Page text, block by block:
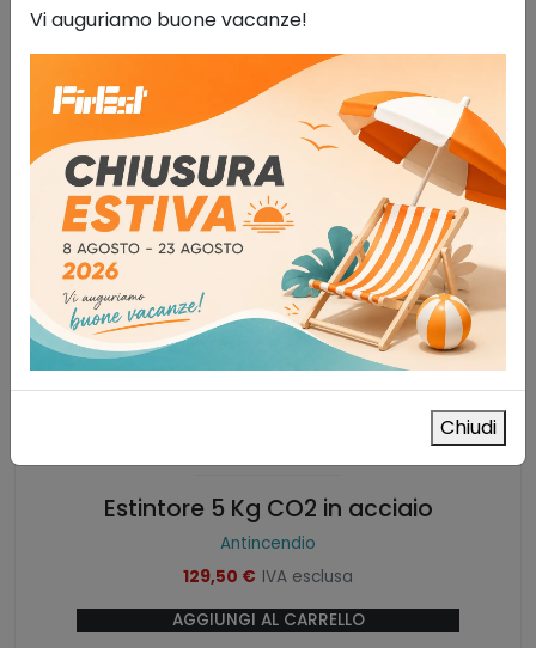
Estintore 5 Kg CO2 in acciaio
Antincendio
129,50 € IVA esclusa
AGGIUNGI AL CARRELLO
Vi auguriamo buone vacanze!
Chiudi